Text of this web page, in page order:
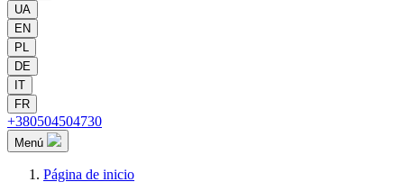
UA
EN
PL
DE
IT
FR
+380504504730
Menú
Página de inicio